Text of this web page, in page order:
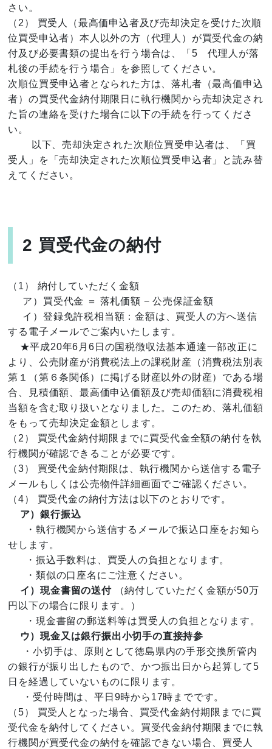
さい。
（2） 買受人（最高価申込者及び売却決定を受けた次順
位買受申込者）本人以外の方（代理人）が買受代金の納
付及び必要書類の提出を行う場合は、「5 代理人が落
札後の手続を行う場合」を参照してください。
次順位買受申込者となられた方は、落札者（最高価申込
者）の買受代金納付期限日に執行機関から売却決定され
た旨の連絡を受けた場合に以下の手続を行ってくださ
い。
以下、売却決定された次順位買受申込者は、「買
受人」を「売却決定された次順位買受申込者」と読み替
えてください。
2 買受代金の納付
（1） 納付していただく金額
ア）買受代金 ＝ 落札価額 − 公売保証金額
イ）登録免許税相当額：金額は、買受人の方へ送信
する電子メールでご案内いたします。
★平成20年6月6日の国税徴収法基本通達一部改正に
より、公売財産が消費税法上の課税財産（消費税法別表
第１（第６条関係）に掲げる財産以外の財産）である場
合、見積価額、最高価申込価額及び売却価額に消費税相
当額を含む取り扱いとなりました。このため、落札価額
をもって売却決定金額とします。
（2） 買受代金納付期限までに買受代金全額の納付を執
行機関が確認できることが必要です。
（3） 買受代金納付期限は、執行機関から送信する電子
メールもしくは公売物件詳細画面でご確認ください。
（4） 買受代金の納付方法は以下のとおりです。
ア）銀行振込
・執行機関から送信するメールで振込口座をお知ら
せします。
・振込手数料は、買受人の負担となります。
・類似の口座名にご注意ください。
イ）現金書留の送付（納付していただく金額が50万
円以下の場合に限ります。）
・現金書留の郵送料等は買受人の負担となります。
ウ）現金又は銀行振出小切手の直接持参
・小切手は、原則として徳島県内の手形交換所管内
の銀行が振り出したもので、かつ振出日から起算して5
日を経過していないものに限ります。
・受付時間は、平日9時から17時までです。
（5） 買受人となった場合、買受代金納付期限までに買
受代金を納付してください。買受代金納付期限までに執
行機関が買受代金の納付を確認できない場合、買受人